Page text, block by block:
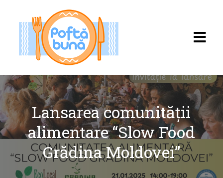
Acasă
Rețete
Lansarea comunității
alimentare “Slow Food
Grădina Moldovei”